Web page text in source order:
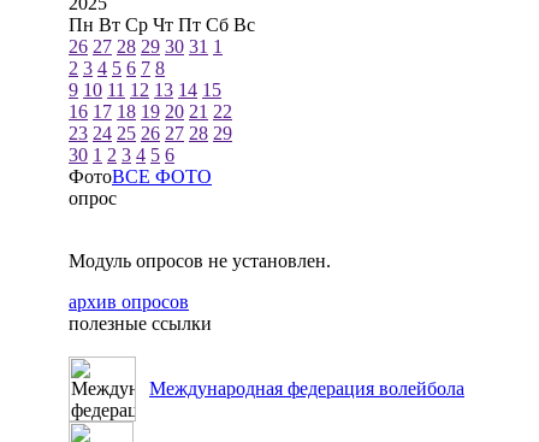
Пн Вт Ср Чт Пт Сб Вс
26 27 28 29 30 31 1
2 3 4 5 6 7 8
9 10 11 12 13 14 15
16 17 18 19 20 21 22
23 24 25 26 27 28 29
30 1 2 3 4 5 6
ФотоВСЕ ФОТО
опрос
Модуль опросов не установлен.
архив опросов
полезные ссылки
Международная федерация волейбола